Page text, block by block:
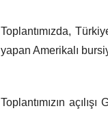
Toplantımızda,
yapan Amerikalı
Toplantımızın